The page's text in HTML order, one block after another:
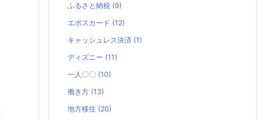
ふるさと納税 (9)
エポスカード (12)
キャッシュレス決済 (1)
ディズニー (11)
一人〇〇 (10)
働き方 (13)
地方移住 (20)